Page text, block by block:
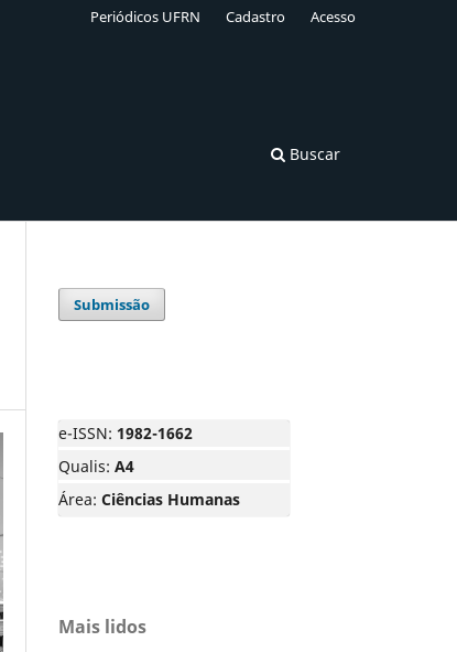
Buscar
Periódicos UFRN Cadastro Acesso
Submissão
e-ISSN: 1982-1662
Qualis: A4
Área: Ciências Humanas
Mais lidos